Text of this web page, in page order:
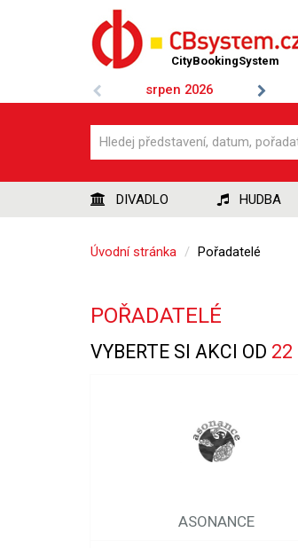
CityBookingSystem
srpen 2026
DIVADLO HUDBA
Úvodní stránka Pořadatelé
POŘADATELÉ
VYBERTE SI AKCI OD 22
ASONANCE